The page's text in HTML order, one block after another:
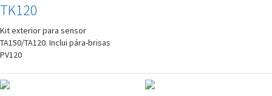
TK120
Kit exterior para sensor
TA150/TA120. Inclui pára-brisas
PV120